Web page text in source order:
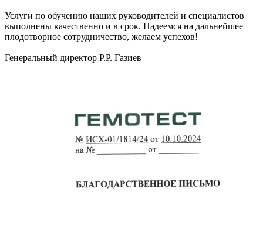
Услуги по обучению наших руководителей и специалистов
выполнены качественно и в срок. Надеемся на дальнейшее
плодотворное сотрудничество, желаем успехов!
Генеральный директор Р.Р. Газиев